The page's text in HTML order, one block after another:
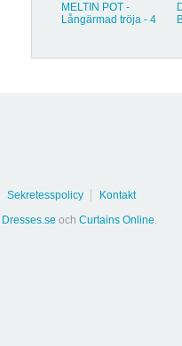
MELTIN POT -
Långärmad tröja - 4
Sekretesspolicy
Kontakt
Dresses.se och Curtains Online.